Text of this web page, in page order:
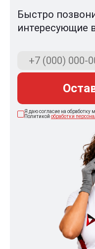
Быстро
интересующие
Я даю согласие на обработку
Политикой обработки